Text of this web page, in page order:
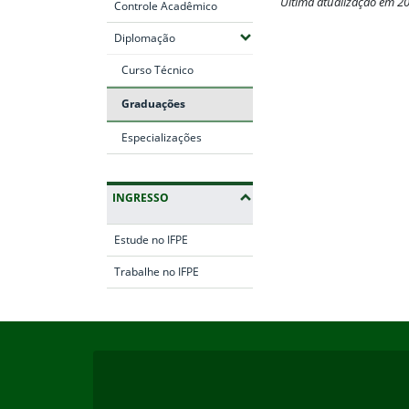
Controle Acadêmico
Diplomação(Expandir submenus)
Curso Técnico
Graduações
Especializações
INGRESSO
Estude no IFPE
Trabalhe no IFPE